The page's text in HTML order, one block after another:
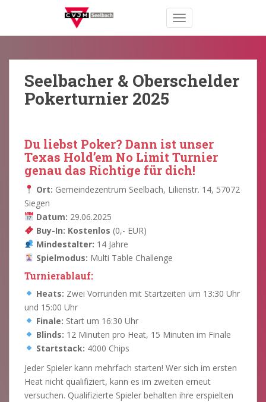
i
TOGGLE NAVIGATION
Seelbacher & Oberschelder
Pokerturnier 2025
Du liebst Poker? Dann ist unser
Texas Hold’em No Limit Turnier
genau das Richtige für dich!
Ort: Gemeindezentrum Seelbach, Lilienstr. 14, 57072
Siegen
Datum: 29.06.2025
Buy-In: Kostenlos (0,- EUR)
Mindestalter: 14 Jahre
Spielmodus: Multi Table Challenge
Turnierablauf:
Heats: Zwei Vorrunden mit Startzeiten um 13:30 Uhr
und 15:00 Uhr
Finale: Start um 16:30 Uhr
Blinds: 12 Minuten pro Heat, 15 Minuten im Finale
Startstack: 4000 Chips
Jeder Spieler kann mehrfach starten! Wer sich im ersten
Heat nicht qualifiziert, kann es im zweiten erneut
versuchen. Qualifizierte Spieler behalten ihre erspielten